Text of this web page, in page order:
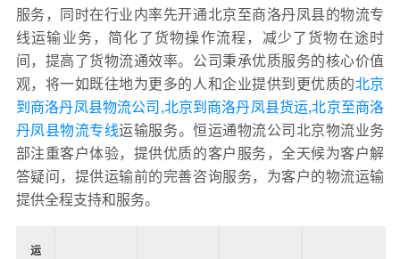
服务，同时在行业内率先开通北京至商洛丹凤县的物流专
线运输业务，简化了货物操作流程，减少了货物在途时
间，提高了货物流通效率。公司秉承优质服务的核心价值
观，将一如既往地为更多的人和企业提供到更优质的北京
到商洛丹凤县物流公司,北京到商洛丹凤县货运,北京至商洛
丹凤县物流专线运输服务。恒运通物流公司北京物流业务
部注重客户体验，提供优质的客户服务，全天候为客户解
答疑问，提供运输前的完善咨询服务，为客户的物流运输
提供全程支持和服务。
运